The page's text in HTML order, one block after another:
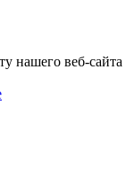
веб-сайта